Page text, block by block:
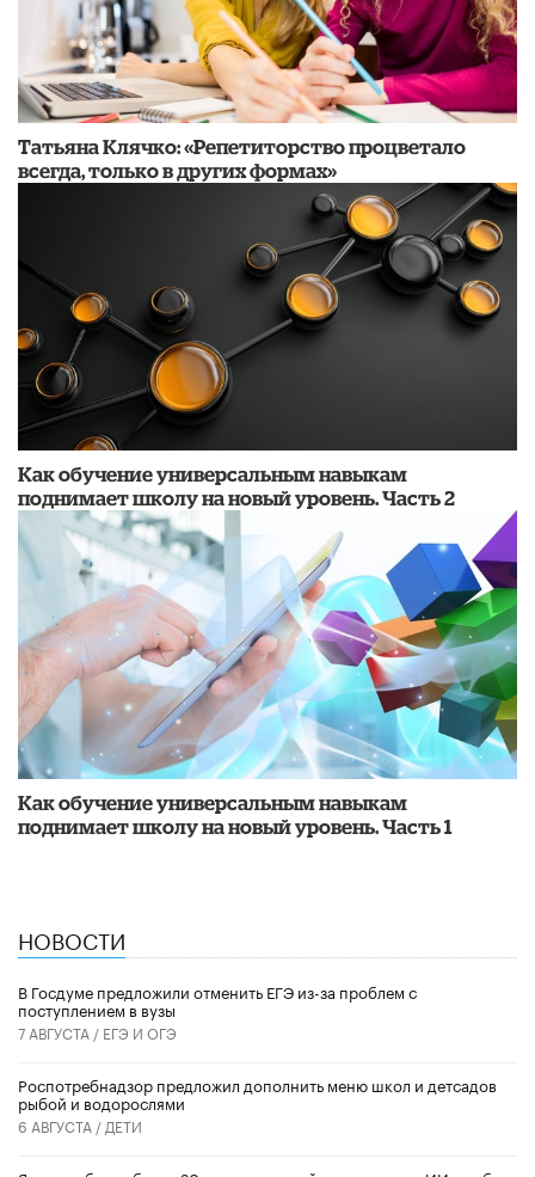
​Татьяна Клячко: «Репетиторство процветало
всегда, только в других формах»
​Как обучение универсальным навыкам
поднимает школу на новый уровень. Часть 2
​Как обучение универсальным навыкам
поднимает школу на новый уровень. Часть 1
НОВОСТИ
В Госдуме предложили отменить ЕГЭ из-за проблем с
поступлением в вузы
7 АВГУСТА / ЕГЭ И ОГЭ
Роспотребнадзор предложил дополнить меню школ и детсадов
рыбой и водорослями
6 АВГУСТА / ДЕТИ